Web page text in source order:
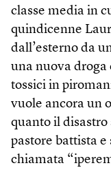
classe media in
quindicenne
dall’esterno da
una nuova droga
tossici in
vuole ancora un
quanto il
pastore battista
chiamata